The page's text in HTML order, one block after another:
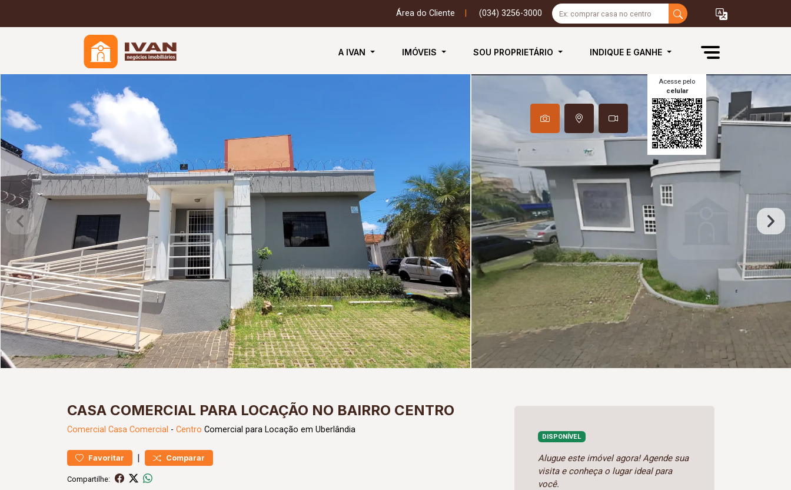
Área do Cliente (034) 3256-3000
A IVAN IMÓVEIS SOU PROPRIETÁRIO INDIQUE E GANHE
Acesse pelo
celular
CASA COMERCIAL PARA LOCAÇÃO NO BAIRRO CENTRO
Comercial Casa Comercial - Centro Comercial para Locação em Uberlândia
Favoritar | Comparar
Compartilhe:
DISPONÍVEL
Alugue este imóvel agora! Agende sua
visita e conheça o lugar ideal para
você.